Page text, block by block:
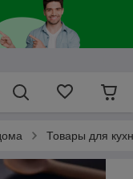
Товары для